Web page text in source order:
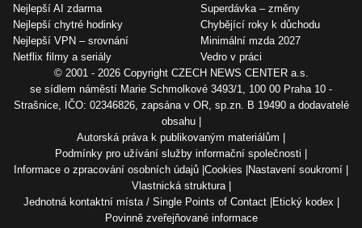
Nejlepší AI zdarma
Nejlepší chytré hodinky
Nejlepší VPN – srovnání
Netflix filmy a seriály
Superdávka – změny
Chybějící roky k důchodu
Minimální mzda 2027
Vedro v práci
© 2001 - 2026 Copyright CZECH NEWS CENTER a.s.
se sídlem náměstí Marie Schmolkové 3493/1, 100 00 Praha 10 -
Strašnice, IČO: 02346826, zapsána v OR, sp.zn. B 19490 a dodavatelé
obsahu
Autorská práva k publikovaným materiálům
Podmínky pro užívání služby informační společnosti
Informace o zpracování osobních údajů Cookies
Nastavení soukromí
Vlastnická struktura
Jednotná kontaktní místa / Single Points of Contact
Etický kodex
Povinně zveřejňované informace